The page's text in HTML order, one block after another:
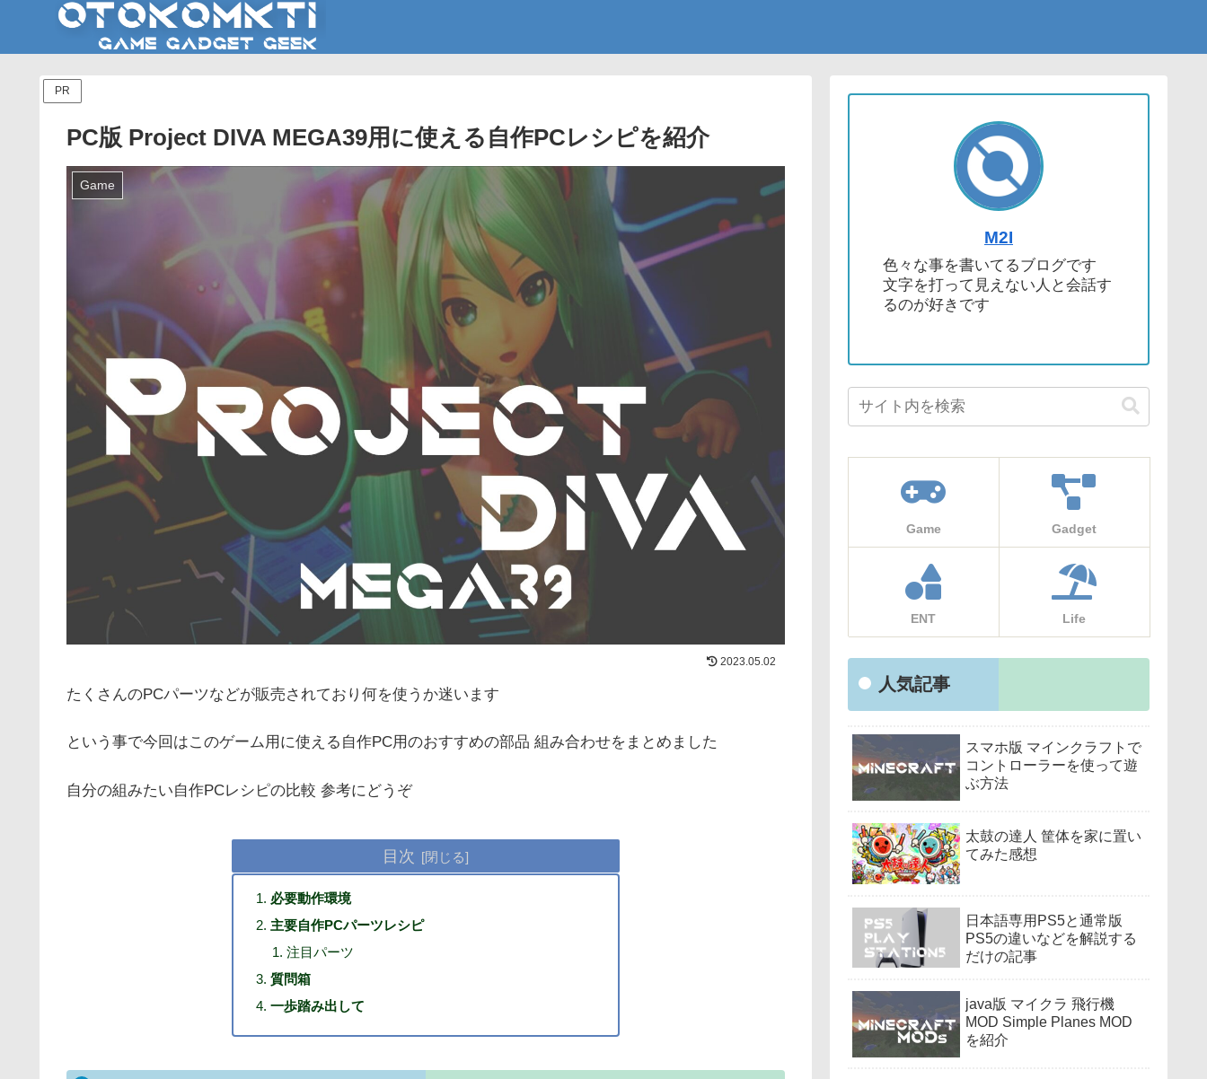
PR
PC版 Project DIVA MEGA39用に使える自作PCレシピを紹介
Game
2023.05.02
たくさんのPCパーツなどが販売されており何を使うか迷います
という事で今回はこのゲーム用に使える自作PC用のおすすめの部品 組み合わせをまとめました
自分の組みたい自作PCレシピの比較 参考にどうぞ
目次
必要動作環境
主要自作PCパーツレシピ
注目パーツ
質問箱
一歩踏み出して
M2I
色々な事を書いてるブログです
文字を打って見えない人と会話す
るのが好きです
Game Gadget
ENT Life
人気記事
スマホ版 マインクラフトで
コントローラーを使って遊
ぶ方法
太鼓の達人 筐体を家に置い
てみた感想
日本語専用PS5と通常版
PS5の違いなどを解説する
だけの記事
java版 マイクラ 飛行機
MOD Simple Planes MOD
を紹介